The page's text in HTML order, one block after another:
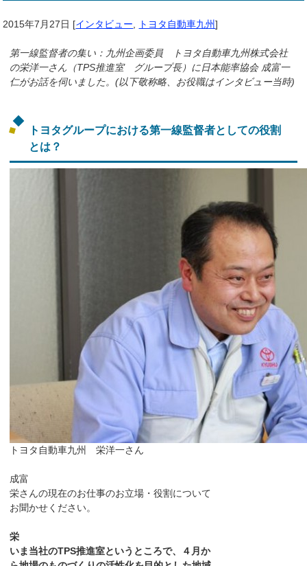
2015年7月27日 [インタビュー, トヨタ自動車九州]
第一線監督者の集い：九州企画委員 トヨタ自動車九州株式会社
の栄洋一さん（TPS推進室 グループ長）に日本能率協会 成富一
仁がお話を伺いました。(以下敬称略、お役職はインタビュー当時)
トヨタグループにおける第一線監督者としての役割
とは？
トヨタ自動車九州 栄洋一さん
成富
栄さんの現在のお仕事のお立場・役割について
お聞かせください。
栄
いま当社のTPS推進室というところで、４月か